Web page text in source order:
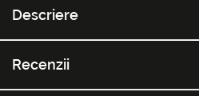
Descriere
Recenzii